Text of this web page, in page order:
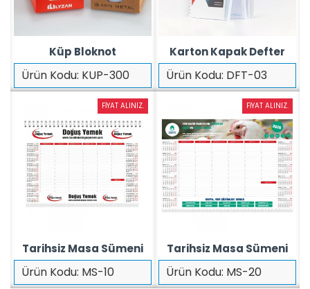
Ürün Kodu: KUP-300
Küp Bloknot
Ürün Kodu: DFT-03
Karton Kapak Defter
FIYAT ALINIZ.
Ürün Kodu: MS-10
Tarihsiz Masa Sümeni
FIYAT ALINIZ.
Ürün Kodu: MS-20
Tarihsiz Masa Sümeni